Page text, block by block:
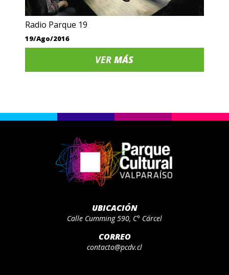
Radio Parque 19
19/Ago/2016
VERMÁS
UBICACIÓN
Calle Cumming 590, C° Cárcel
CORREO
contacto@pcdv.cl